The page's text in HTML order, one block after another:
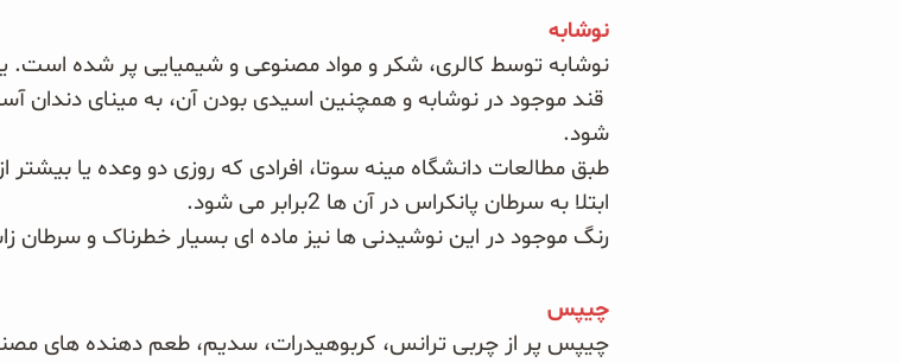
نوشابه
نوشابه توسط کالری، شکر و مواد مصنوعی و شیمیایی پر شده
قند موجود در نوشابه و همچنین اسیدی بودن آن، به مینای دندان
شود.
طبق مطالعات دانشگاه مینه سوتا، افرادی که روزی دو وعده یا
ابتلا به سرطان پانکراس در آن ها 2برابر می شود.
رنگ موجود در این نوشیدنی ها نیز ماده ای بسیار خطرناک و سرطان
چیپس
چیپس پر از چربی ترانس، کربوهیدرات، سدیم، طعم دهنده های